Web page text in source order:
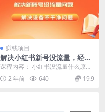
赚钱项目
解决小红书新号没流量，经常
封号等问题，实操教程
课程内容： 小红书没流量什么原因
为什么新号注册被封 提示设备异常
是什么原因 如...
2 年前 640 19.9